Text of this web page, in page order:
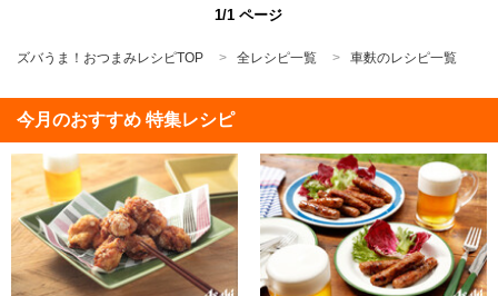
1/1 ページ
ズバうま！おつまみレシピTOP 全レシピ一覧 車麩のレシピ一覧
今月のおすすめ 特集レシピ